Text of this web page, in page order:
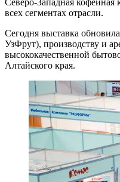
Северо-Западная
всех сегментах отрасли.
Сегодня выставка
УзФрут), производству и
высококачественной
Алтайского края.